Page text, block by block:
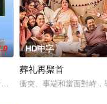
情故事，表面上看没什么共
HD中字
葬礼再聚首
衝突、事端和當面對峙，